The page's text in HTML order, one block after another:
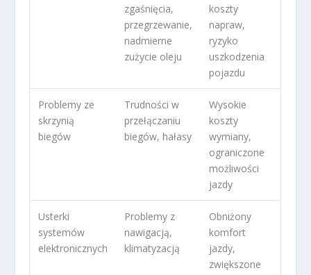
zgaśnięcia,
przegrzewanie,
nadmierne
zużycie oleju
koszty
napraw,
ryzyko
uszkodzenia
pojazdu
Problemy ze
skrzynią
biegów
Trudności w
przełączaniu
biegów, hałasy
Wysokie
koszty
wymiany,
ograniczone
możliwości
jazdy
Usterki
systemów
elektronicznych
Problemy z
nawigacją,
klimatyzacją
Obniżony
komfort
jazdy,
zwiększone